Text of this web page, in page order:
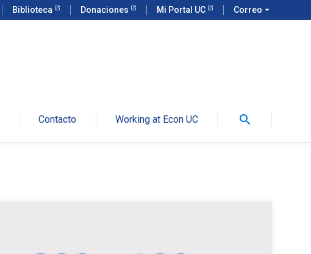
Biblioteca Donaciones Mi Portal UC Correo arrow_drop_down
Contacto Working at Econ UC search